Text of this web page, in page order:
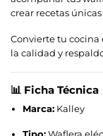
crear recetas
Convierte tu cocina
la calidad y
📊 Ficha Técnica
Marca:Kalley